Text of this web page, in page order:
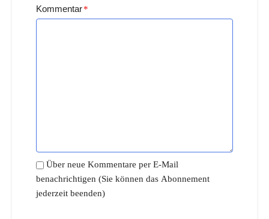
Kommentar*
Über neue Kommentare per E-Mail
benachrichtigen (Sie können das Abonnement
jederzeit beenden)